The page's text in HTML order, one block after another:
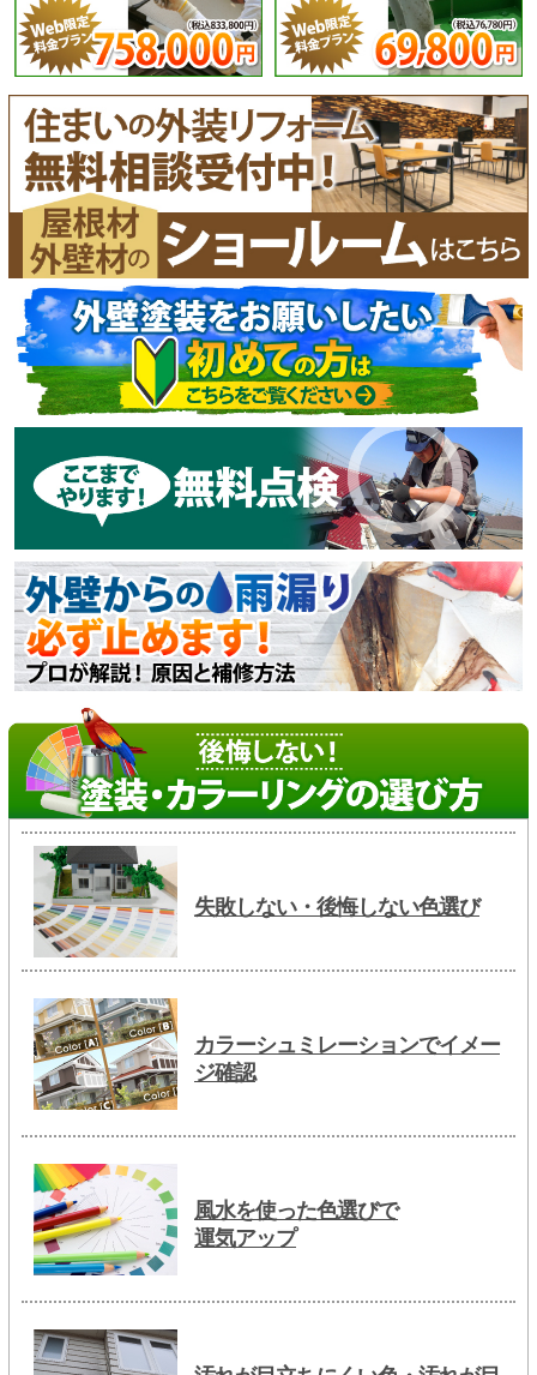
失敗しない・後悔しない色選び
カラーシュミレーションでイメー
ジ確認
風水を使った色選びで
運気アップ